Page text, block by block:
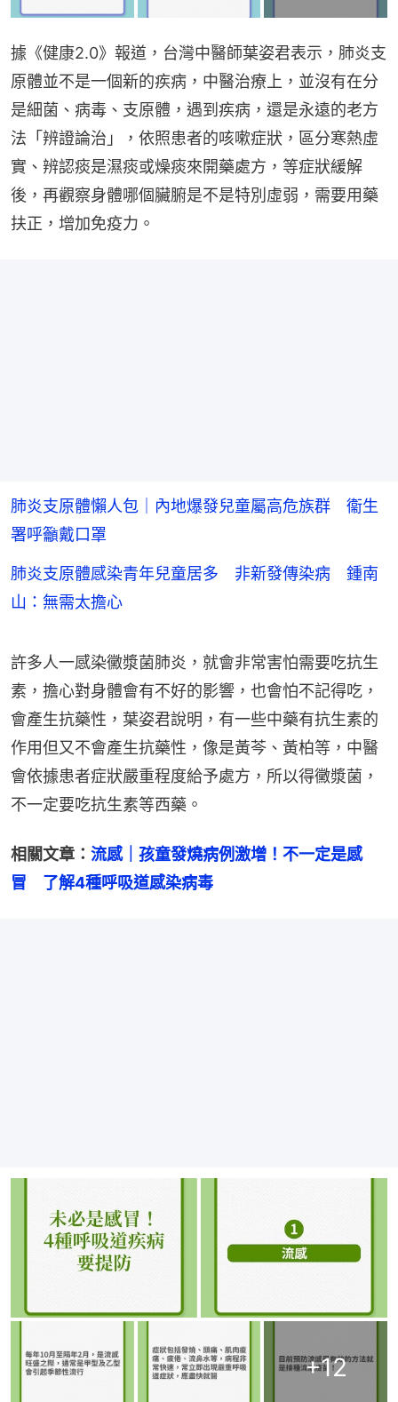
據《健康2.0》報道，台灣中醫師葉姿君表示，肺炎支
原體並不是一個新的疾病，中醫治療上，並沒有在分
是細菌、病毒、支原體，遇到疾病，還是永遠的老方
法「辨證論治」，依照患者的咳嗽症狀，區分寒熱虛
實、辨認痰是濕痰或燥痰來開藥處方，等症狀緩解
後，再觀察身體哪個臟腑是不是特別虛弱，需要用藥
扶正，增加免疫力。
肺炎支原體懶人包｜內地爆發兒童屬高危族群 衞生
署呼籲戴口罩
肺炎支原體感染青年兒童居多 非新發傳染病 鍾南
山：無需太擔心
許多人一感染黴漿菌肺炎，就會非常害怕需要吃抗生
素，擔心對身體會有不好的影響，也會怕不記得吃，
會產生抗藥性，葉姿君說明，有一些中藥有抗生素的
作用但又不會產生抗藥性，像是黃芩、黃柏等，中醫
會依據患者症狀嚴重程度給予處方，所以得黴漿菌，
不一定要吃抗生素等西藥。
相關文章： 流感｜孩童發燒病例激增！不一定是感
冒　了解4種呼吸道感染病毒
+12